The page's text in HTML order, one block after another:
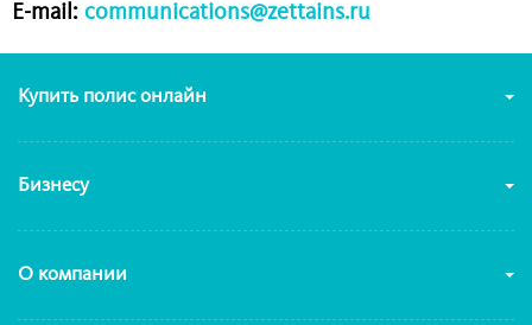
E-mail: communications@zettains.ru
Купить полис онлайн
Бизнесу
О компании